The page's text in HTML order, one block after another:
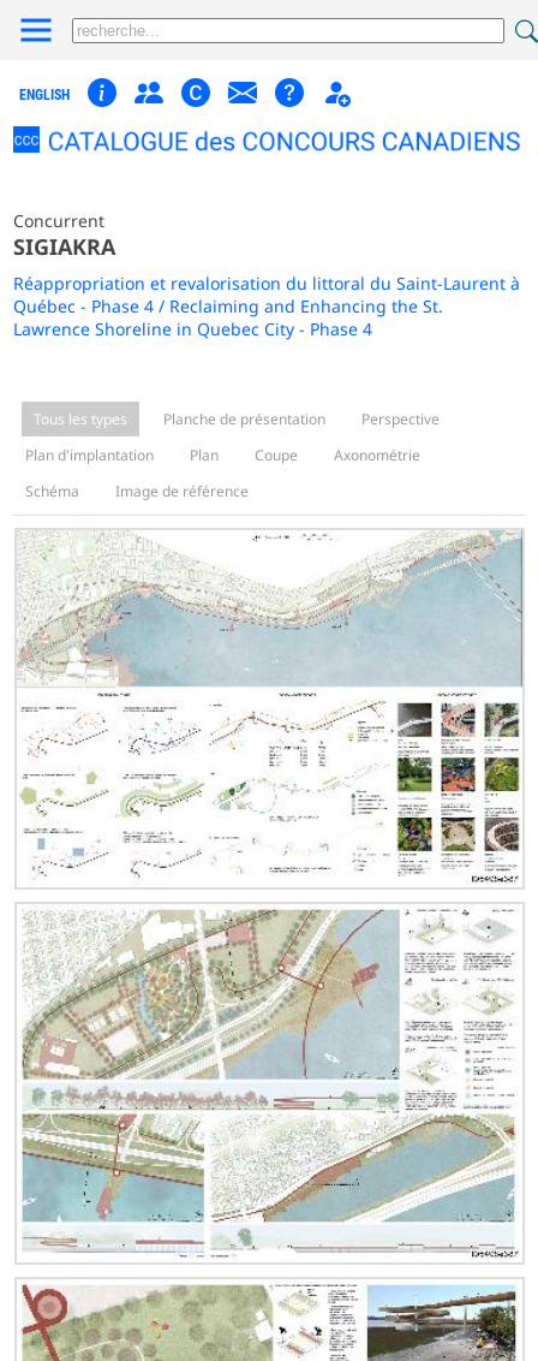
ENGLISH
Concurrent
SIGIAKRA
Réappropriation et revalorisation du littoral du Saint-Laurent à
Québec - Phase 4 / Reclaiming and Enhancing the St.
Lawrence Shoreline in Quebec City - Phase 4
Tous les types Planche de présentation
Perspective
Plan d'implantation
Plan Coupe
Axonométrie
Schéma
Image de référence